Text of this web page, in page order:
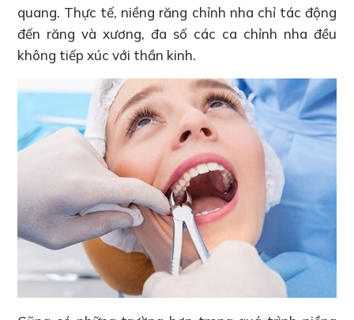
quang. Thực tế, niềng răng chỉnh nha chỉ tác động
đến răng và xương, đa số các ca chỉnh nha đều
không tiếp xúc với thần kinh.